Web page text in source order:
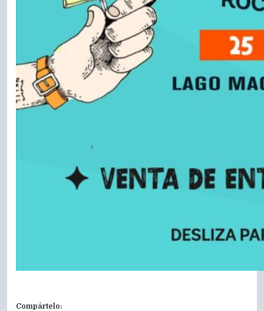
Compártelo: